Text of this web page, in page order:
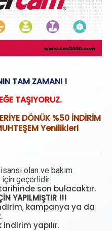
TAM ZAMANI !
TAŞIYORUZ.
DÖNÜK %50 İNDİRİM
Yenilikleri
olan ve bakım
için geçerlidir.
son bulacaktır.
YAPILMIŞTIR !!!
kampanya ya da
yapılır.